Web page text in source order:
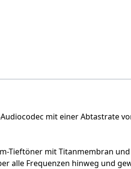
mit einer Abtastrate
Tieftöner mit Titanmembran
alle Frequenzen hinweg und